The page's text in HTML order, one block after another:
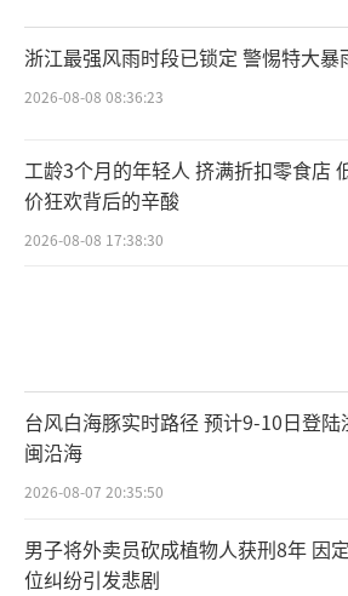
浙江最强风雨时段已锁定 警惕特大暴
2026-08-08 08:36:23
工龄3个月的年轻人 挤满折扣零食店
价狂欢背后的辛酸
2026-08-08 17:38:30
台风白海豚实时路径 预计9-10日登陆
闽沿海
2026-08-07 20:35:50
男子将外卖员砍成植物人获刑8年 因定
位纠纷引发悲剧